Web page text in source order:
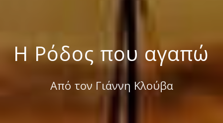
Η Ρόδος που αγαπώ
Από τον Γιάννη Κλούβα